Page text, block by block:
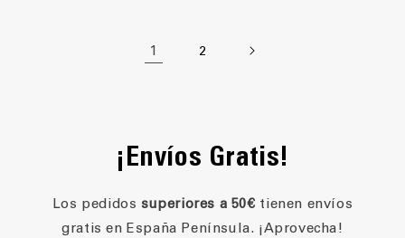
1 2
¡Envíos Gratis!
Los pedidos superiores a 50€ tienen envíos
gratis en España Península. ¡Aprovecha!